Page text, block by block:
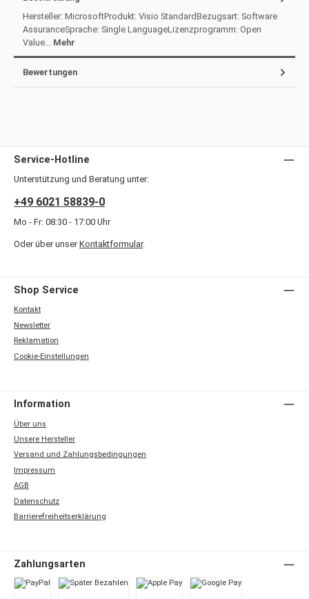
Hersteller: MicrosoftProdukt: Visio StandardBezugsart: Software
AssuranceSprache: Single LanguageLizenzprogramm: Open
Value… Mehr
Bewertungen
Service-Hotline
Unterstützung und Beratung unter:
+49 6021 58839-0
Mo - Fr: 08:30 - 17:00 Uhr
Oder über unser Kontaktformular.
Shop Service
Kontakt
Newsletter
Reklamation
Cookie-Einstellungen
Information
Über uns
Unsere Hersteller
Versand und Zahlungsbedingungen
Impressum
AGB
Datenschutz
Barrierefreiheitserklärung
Zahlungsarten